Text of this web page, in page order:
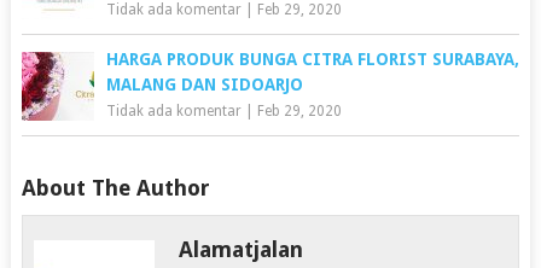
Tidak ada komentar| Feb 29, 2020
HARGA PRODUK BUNGA CITRA FLORIST SURABAYA,
MALANG DAN SIDOARJO
Tidak ada komentar| Feb 29, 2020
About The Author
Alamatjalan